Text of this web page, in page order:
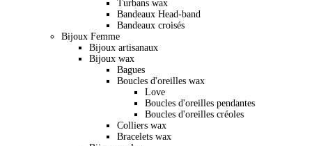
Turbans wax
Bandeaux Head-band
Bandeaux croisés
Bijoux Femme
Bijoux artisanaux
Bijoux wax
Bagues
Boucles d'oreilles wax
Love
Boucles d'oreilles pendantes
Boucles d'oreilles créoles
Colliers wax
Bracelets wax